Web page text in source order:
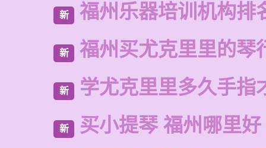
新 福州乐器培训机构排
新 福州买尤克里里的琴
新 学尤克里里多久手指
新 买小提琴 福州哪里好